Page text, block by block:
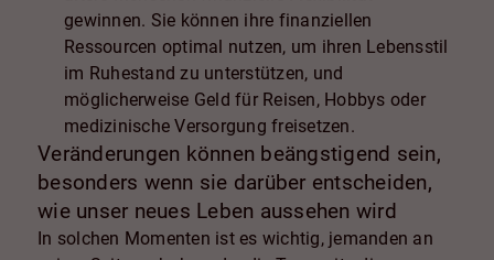
gewinnen. Sie können ihre finanziellen
Ressourcen optimal nutzen, um ihren Lebensstil
im Ruhestand zu unterstützen, und
möglicherweise Geld für Reisen, Hobbys oder
medizinische Versorgung freisetzen.
Veränderungen können beängstigend sein,
besonders wenn sie darüber entscheiden,
wie unser neues Leben aussehen wird
In solchen Momenten ist es wichtig, jemanden an